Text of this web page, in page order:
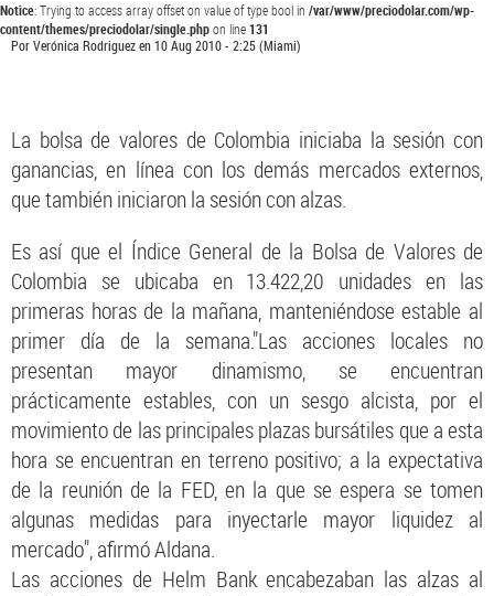
Notice: Trying to access array offset on value of type bool in /var/www/preciodolar.com/wp-
content/themes/preciodolar/single.phpon line131
PorVerónica Rodriguezen10 Aug 2010 - 2:25(Miami)
La bolsa de valores de Colombia iniciaba la sesión con
ganancias, en línea con los demás mercados externos,
que también iniciaron la sesión con alzas.
Es así que el Índice General de la Bolsa de Valores de
Colombia se ubicaba en 13.422,20 unidades en las
primeras horas de la mañana, manteniéndose estable al
primer día de la semana."Las acciones locales no
presentan mayor dinamismo, se encuentran
prácticamente estables, con un sesgo alcista, por el
movimiento de las principales plazas bursátiles que a esta
hora se encuentran en terreno positivo; a la expectativa
de la reunión de la FED, en la que se espera se tomen
algunas medidas para inyectarle mayor liquidez al
mercado", afirmó Aldana.
Las acciones de Helm Bank encabezaban las alzas al